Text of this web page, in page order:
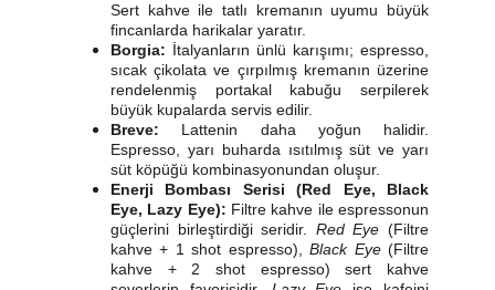
Sert kahve ile tatlı kremanın uyumu büyük
fincanlarda harikalar yaratır.
Borgia: İtalyanların ünlü karışımı; espresso,
sıcak çikolata ve çırpılmış kremanın üzerine
rendelenmiş portakal kabuğu serpilerek
büyük kupalarda servis edilir.
Breve: Lattenin daha yoğun halidir.
Espresso, yarı buharda ısıtılmış süt ve yarı
süt köpüğü kombinasyonundan oluşur.
Enerji Bombası Serisi (Red Eye, Black
Eye, Lazy Eye): Filtre kahve ile espressonun
güçlerini birleştirdiği seridir. Red Eye (Filtre
kahve + 1 shot espresso),Black Eye(Filtre
kahve + 2 shot espresso) sert kahve